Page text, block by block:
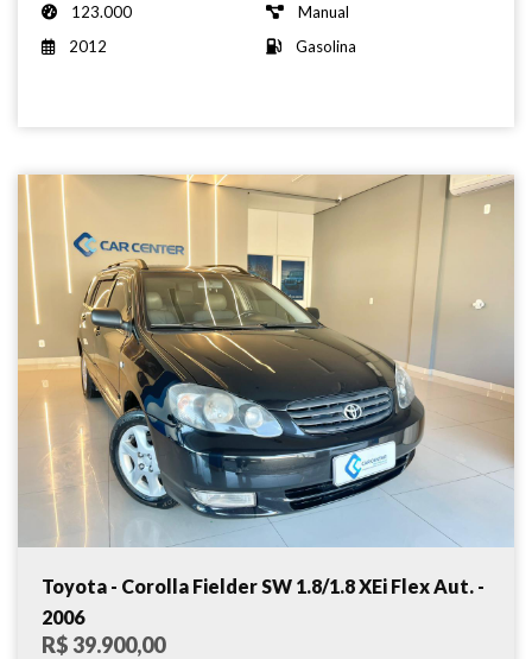
123.000
Manual
2012
Gasolina
Toyota - Corolla Fielder SW 1.8/1.8 XEi Flex Aut. -
2006
R$ 39.900,00